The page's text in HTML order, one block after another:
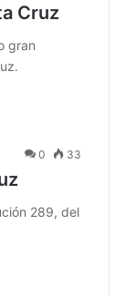
Cruz
gran
0 33
289, del